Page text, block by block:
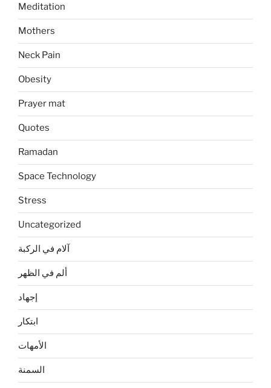
Meditation
Mothers
Neck Pain
Obesity
Prayer mat
Quotes
Ramadan
Space Technology
Stress
Uncategorized
آلام في الركبة
ألم في الظهر
إجهاد
ابتكار
الأمهات
السمنة